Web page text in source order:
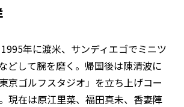
年に渡米、サンディエゴでミニツ
どして腕を磨く。帰国後は陳清波に
京ゴルフスタジオ」を立ち上げコー
現在は原江里菜、福田真未、香妻陣